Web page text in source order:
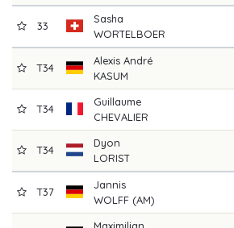
33
Sasha
WORTELBOER
T34
Alexis André
KASUM
T34
Guillaume
CHEVALIER
T34
Dyon
LORIST
T37
Jannis
WOLFF (AM)